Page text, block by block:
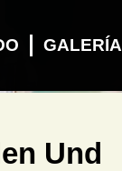
GALERÍA
Und